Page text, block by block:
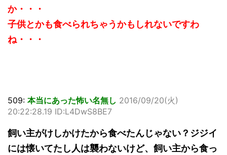
か・・・
子供とかも食べられちゃうかもしれないですわ
ね・・・
509: 本当にあった怖い名無し 2016/09/20(火)
20:22:28.19 ID:L4DwS8BE7
飼い主がけしかけたから食べたんじゃない？ジジイ
には懐いてたし人は襲わないけど、飼い主から食っ